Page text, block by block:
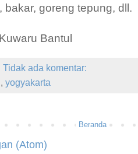
bakar, goreng tepung, dll.
Bantul
Tidak ada komentar:
, yogyakarta
Beranda
(Atom)